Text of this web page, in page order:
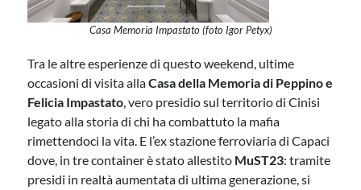
Casa Memoria Impastato (foto Igor Petyx)
Tra le altre esperienze di questo weekend, ultime
occasioni di visita allaCasa della Memoria di Peppino e
Felicia Impastato, vero presidio sul territorio di Cinisi
legato alla storia di chi ha combattuto la mafia
rimettendoci la vita. E l’ex stazione ferroviaria di Capaci
dove, in tre container è stato allestito MuST23: tramite
presidi in realtà aumentata di ultima generazione, si